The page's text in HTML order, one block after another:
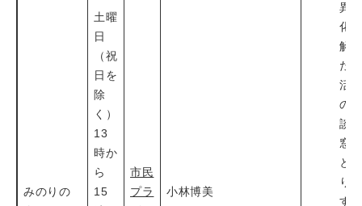
みのりの
土曜
日
（祝
日を
除
く）
13
時か
ら
15
市民
プラ
小林博美
異
化
解
た
活
の
談
窓
と
り
す